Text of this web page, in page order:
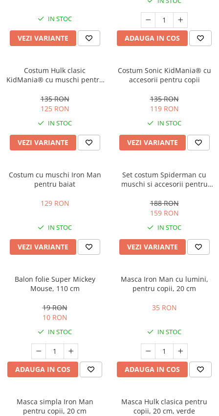
Costume Vrajitoare Copii
Costume pentru Halloween
Costume Populare
Pinata petreceriIN STOC
VEZI VARIANTE ADAUGA IN COS
Costum Hulk clasic
KidMania® cu muschi pentru
135 RON
125 RON
IN STOC
VEZI VARIANTE
Costum Sonic KidMania® cu
accesorii pentru copii
135 RON
119 RON
IN STOC
VEZI VARIANTE
Costum cu muschi Iron Man
pentru baiat
129 RON
IN STOC
VEZI VARIANTE
Set costum Spiderman cu
muschi si accesorii pentru
188 RON
159 RON
IN STOC
VEZI VARIANTE
Balon folie Super Mickey
Mouse, 110 cm
19 RON
10 RON
IN STOC
ADAUGA IN COS
Masca Iron Man cu lumini,
pentru copii, 20 cm
35 RON
IN STOC
ADAUGA IN COS
Masca simpla Iron Man
pentru copii, 20 cm
Masca Hulk clasica pentru
copii, 20 cm, verde